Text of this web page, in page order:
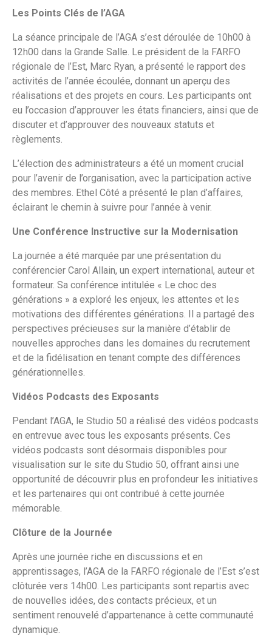
Les Points Clés de l’AGA
La séance principale de l’AGA s’est déroulée de 10h00 à
12h00 dans la Grande Salle. Le président de la FARFO
régionale de l’Est, Marc Ryan, a présenté le rapport des
activités de l’année écoulée, donnant un aperçu des
réalisations et des projets en cours. Les participants ont
eu l’occasion d’approuver les états financiers, ainsi que de
discuter et d’approuver des nouveaux statuts et
règlements.
L’élection des administrateurs a été un moment crucial
pour l’avenir de l’organisation, avec la participation active
des membres. Ethel Côté a présenté le plan d’affaires,
éclairant le chemin à suivre pour l’année à venir.
Une Conférence Instructive sur la Modernisation
La journée a été marquée par une présentation du
conférencier Carol Allain, un expert international, auteur et
formateur. Sa conférence intitulée « Le choc des
générations » a exploré les enjeux, les attentes et les
motivations des différentes générations. Il a partagé des
perspectives précieuses sur la manière d’établir de
nouvelles approches dans les domaines du recrutement
et de la fidélisation en tenant compte des différences
générationnelles.
Vidéos Podcasts des Exposants
Pendant l’AGA, le Studio 50 a réalisé des vidéos podcasts
en entrevue avec tous les exposants présents. Ces
vidéos podcasts sont désormais disponibles pour
visualisation sur le site du Studio 50, offrant ainsi une
opportunité de découvrir plus en profondeur les initiatives
et les partenaires qui ont contribué à cette journée
mémorable.
Clôture de la Journée
Après une journée riche en discussions et en
apprentissages, l’AGA de la FARFO régionale de l’Est s’est
clôturée vers 14h00. Les participants sont repartis avec
de nouvelles idées, des contacts précieux, et un
sentiment renouvelé d’appartenance à cette communauté
dynamique.